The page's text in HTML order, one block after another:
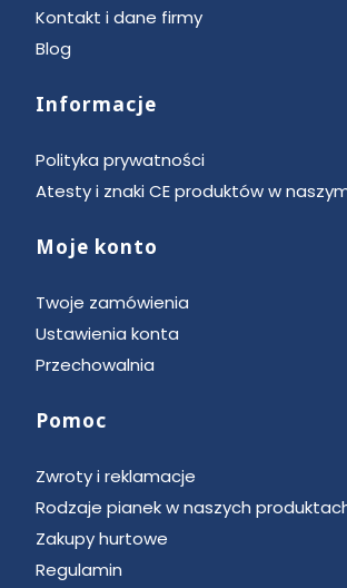
Kontakt i dane firmy
Blog
Informacje
Polityka prywatności
Atesty i znaki CE produktów w
Moje konto
Twoje zamówienia
Ustawienia konta
Przechowalnia
Pomoc
Zwroty i reklamacje
Rodzaje pianek w naszych
Zakupy hurtowe
Regulamin